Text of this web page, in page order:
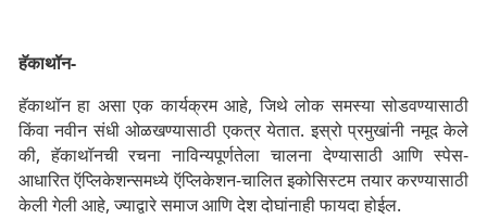
हॅकाथॉन-
हॅकाथॉन हा असा एक कार्यक्रम आहे, जिथे लोक समस्या सोडवण्यासाठी
किंवा नवीन संधी ओळखण्यासाठी एकत्र येतात. इस्रो प्रमुखांनी नमूद केले
की, हॅकाथॉनची रचना नाविन्यपूर्णतेला चालना देण्यासाठी आणि स्पेस-
आधारित ऍप्लिकेशन्समध्ये ऍप्लिकेशन-चालित इकोसिस्टम तयार करण्यासाठी
केली गेली आहे, ज्याद्वारे समाज आणि देश दोघांनाही फायदा होईल.